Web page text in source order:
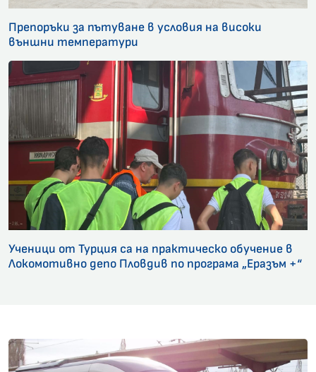
Препоръки за пътуване в условия на високи
външни температури
Ученици от Турция са на практическо обучение в
Локомотивно депо Пловдив по програма „Еразъм +“